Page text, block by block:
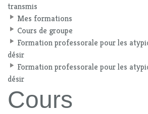
transmis
Mes formations
Cours de groupe
Formation professorale pour les
désir
Formation professorale pour les
désir
Cours